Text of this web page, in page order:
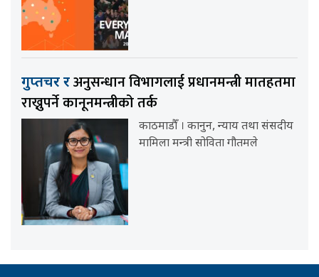
गुप्तचर रअनुसन्धान विभागलाई प्रधानमन्त्री मातहतमा
राख्नुपर्ने कानूनमन्त्रीको तर्क
काठमाडौँ । कानुन, न्याय तथा संसदीय
मामिला मन्त्री सोविता गौतमले